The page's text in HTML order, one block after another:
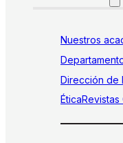
Nuestros
Dirección de
ÉticaRevistas